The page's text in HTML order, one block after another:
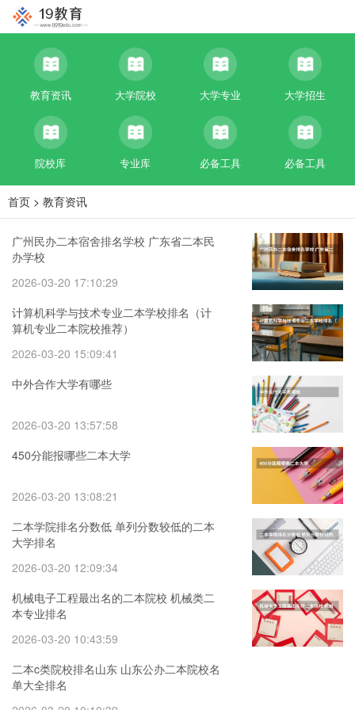
教育资讯 大学院校 大学专业 大学招生
院校库 专业库 必备工具 必备工具
首页 > 教育资讯
广州民办二本宿舍排名学校 广东省二本民
办学校
2026-03-20 17:10:29
计算机科学与技术专业二本学校排名（计
算机专业二本院校推荐）
2026-03-20 15:09:41
中外合作大学有哪些
2026-03-20 13:57:58
450分能报哪些二本大学
2026-03-20 13:08:21
二本学院排名分数低 单列分数较低的二本
大学排名
2026-03-20 12:09:34
机械电子工程最出名的二本院校 机械类二
本专业排名
2026-03-20 10:43:59
二本c类院校排名山东 山东公办二本院校名
单大全排名